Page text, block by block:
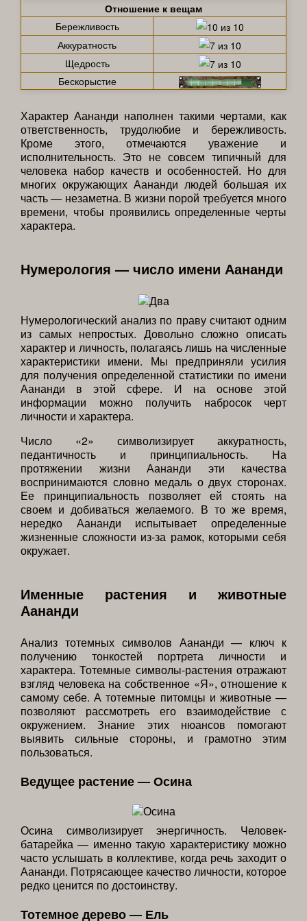
Отношение к вещам
Бережливость
Аккуратность
Щедрость
Бескорыстие
Характер Аананди наполнен такими чертами, как
ответственность, трудолюбие и бережливость.
Кроме этого, отмечаются уважение и
исполнительность. Это не совсем типичный для
человека набор качеств и особенностей. Но для
многих окружающих Аананди людей большая их
часть — незаметна. В жизни порой требуется много
времени, чтобы проявились определенные черты
характера.
Нумерология — число имени Аананди
Нумерологический анализ по праву считают одним
из самых непростых. Довольно сложно описать
характер и личность, полагаясь лишь на численные
характеристики имени. Мы предприняли усилия
для получения определенной статистики по имени
Аананди в этой сфере. И на основе этой
информации можно получить набросок черт
личности и характера.
Число «2» символизирует аккуратность,
педантичность и принципиальность. На
протяжении жизни Аананди эти качества
воспринимаются словно медаль о двух сторонах.
Ее принципиальность позволяет ей стоять на
своем и добиваться желаемого. В то же время,
нередко Аананди испытывает определенные
жизненные сложности из-за рамок, которыми себя
окружает.
Именные растения и животные
Аананди
Анализ тотемных символов Аананди — ключ к
получению тонкостей портрета личности и
характера. Тотемные символы-растения отражают
взгляд человека на собственное «Я», отношение к
самому себе. А тотемные питомцы и животные —
позволяют рассмотреть его взаимодействие с
окружением. Знание этих нюансов помогают
выявить сильные стороны, и грамотно этим
пользоваться.
Ведущее растение — Осина
Осина символизирует энергичность. Человек-
батарейка — именно такую характеристику можно
часто услышать в коллективе, когда речь заходит о
Аананди. Потрясающее качество личности, которое
редко ценится по достоинству.
Тотемное дерево — Ель